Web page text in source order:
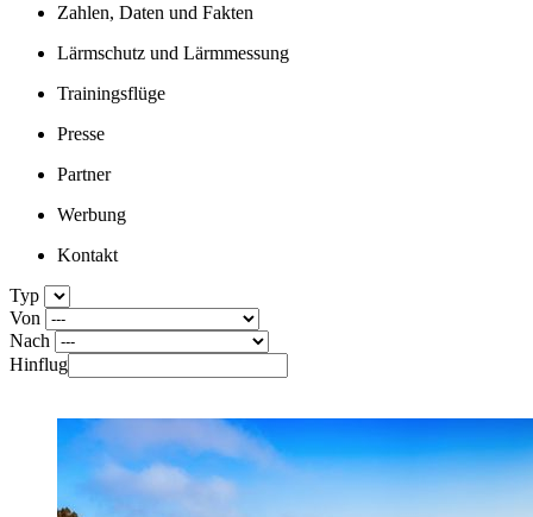
Zahlen, Daten und Fakten
Lärmschutz und Lärmmessung
Trainingsflüge
Presse
Partner
Werbung
Kontakt
Typ
Von
Nach
Hinflug